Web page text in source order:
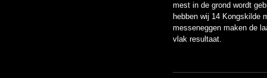
mest in de grond wordt
hebben wij 14 Kongskilde
messeneggen maken de
vlak resultaat.